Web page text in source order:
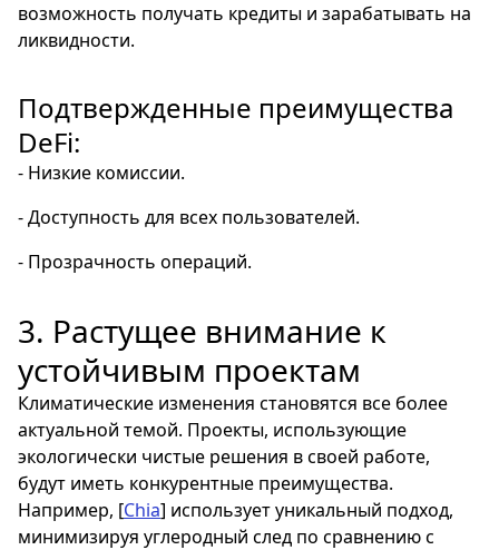
возможность получать кредиты и зарабатывать на
ликвидности.
Подтвержденные преимущества
DeFi:
- Низкие комиссии.
- Доступность для всех пользователей.
- Прозрачность операций.
3. Растущее внимание к
устойчивым проектам
Климатические изменения становятся все более
актуальной темой. Проекты, использующие
экологически чистые решения в своей работе,
будут иметь конкурентные преимущества.
Например, [Chia] использует уникальный подход,
минимизируя углеродный след по сравнению с